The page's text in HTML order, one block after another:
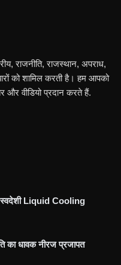
राजनीति, राजस्थान, अपराध,
को शामिल करती है। हम आपको
और वीडियो प्रदान करते हैं.
Liquid Cooling
का धावक नीरज प्रजापत